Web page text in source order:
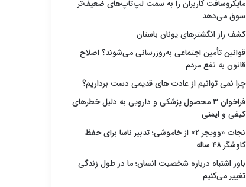
مایکروسافت کاربران را به سمت لپ‌تاپ‌های ضعیف‌تر
سوق می‌دهد
کشف راز انگشترهای یونان باستان
قوانین تأمین اجتماعی به‌روزرسانی می‌شوند؟ اصلاح
قانون به نفع مردم
چرا نمی توانیم از عادت های قدیمی دست برداریم؟
فراخوان ۳ محصول پزشکی و دارویی به دلیل خطرهای
کیفی و ایمنی
نجات «وویجر ۲» از خاموشی؛ تدبیر ناسا برای حفظ
کاوشگر ۴۸ ساله
باور اشتباه درباره شخصیت انسان؛ ما در طول زندگی
تغییر می‌کنیم